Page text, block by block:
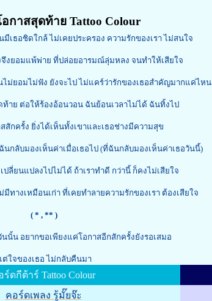
อกาสสุดท้าย Tattoo Colour
เธอชิดใกล้ ไม่เคยประครอง ความรักของเรา ไม่สนใจ
จึงยอมแพ้พ่าย ที่ปล่อยอารมณ์ลุ่มหลง จนทำให้เสียใจ
ม่ยอมไม่ฟัง ยังจะไป ไม่แคร์ว่ารักของเธอสำคัญมากแค่ไหน
าย ต่อให้ร้องอ้อนวอน ฉันย้อนเวลาไม่ได้ ฉันทิ้งไป
ง ยิ่งได้เห็นทั้งเขาและเธอช่างมีความสุข
มองเห็นค่าเมื่อเธอไป (ที่ฉันกลับมองเห็นค่าเธอวันนี้)
ปลี่ยนแปลงไปไม่ได้ ถ้าเราทำดี กว่านี้ ก็คงไม่เสียใจ
ทางเหมือนเก่า ที่เคยทำลายความรักของเรา ต้องเสียใจ
( * , ** )
นั้น อยากขอเพียงแค่โอกาสอีกสักครั้งยังรอเสมอ
ต่ใจของเธอ ไม่กลับคืนมา
ร์ดกีต้าร์ Tattoo Colour
คอร์ดเพลง รู้มั๊ยจ๊ะ